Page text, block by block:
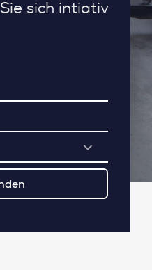
sich intiativ